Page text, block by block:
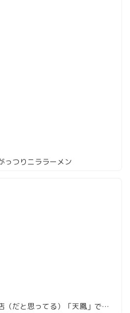
っつりニララーメン
六本木一番のラーメン店（だと思ってる）「天鳳」で味噌ラーメンを頼んでみた